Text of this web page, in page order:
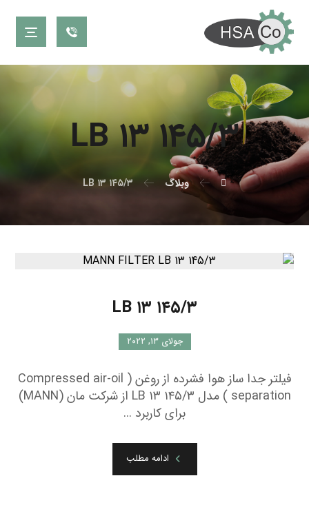
LB ۱۳ ۱۴۵/۳
وبلاگ LB ۱۳ ۱۴۵/۳
LB ۱۳ ۱۴۵/۳
جولای ۱۳, ۲۰۲۲
فیلتر جدا ساز هوا فشرده از روغن ( Compressed air-oil
separation ) مدل LB ۱۳ ۱۴۵/۳ از شرکت مان (MANN)
برای کاربرد ...
ادامه مطلب